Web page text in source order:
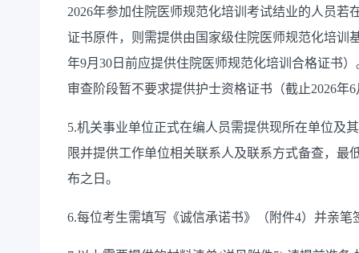
2026年参加住院医师规范化培训考试结业的人员
证书原件，则需提供由国家级住院医师规范化培训
年9月30日前应提供住院医师规范化培训合格证书
审查阶段暂不要求提供护士资格证书（截止2026年
5.机关事业单位正式在编人员需提供现所在单位及
限并提供工作单位相关联系人及联系方式备查，
布之日。
6.每位考生需填写《诚信承诺书》（附件4）并亲笔